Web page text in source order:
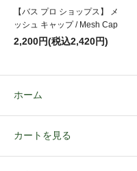
【バス プロ ショップス】 メ
ッシュ キャップ / Mesh Cap
2,200円(税込2,420円)
ホーム
カートを見る